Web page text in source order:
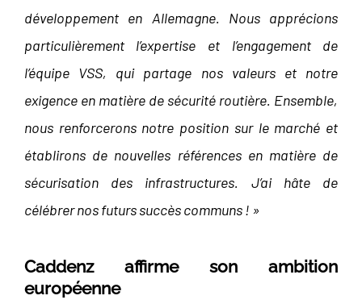
développement en Allemagne. Nous apprécions
particulièrement l’expertise et l’engagement de
l’équipe VSS, qui partage nos valeurs et notre
exigence en matière de sécurité routière. Ensemble,
nous renforcerons notre position sur le marché et
établirons de nouvelles références en matière de
sécurisation des infrastructures. J’ai hâte de
célébrer nos futurs succès communs ! »
Caddenz affirme son ambition
européenne